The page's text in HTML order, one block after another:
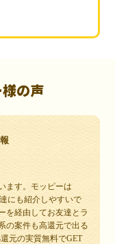
の声
ます。モッピーは
にも紹介しやすいで
を経由してお友達とラ
の案件も高還元で出る
元の実質無料でGET